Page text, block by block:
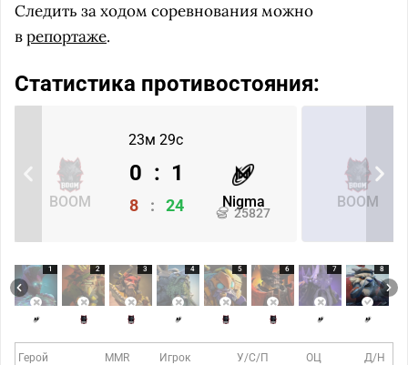
Следить за ходом соревнования можно
врепортаже.
Статистика противостояния:
23м 29с
BOOM Nigma
25827
0 : 1
8 : 24 BOOM
1 2 3 4 5 6 7 8
Герой MMR Игрок У/С/П ОЦ Д/Н